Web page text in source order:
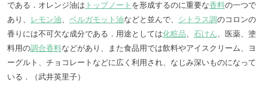
である．オレンジ油は トップノート を形成するのに重要な香料の一つで
あり、
レモン油、 ベルガモット油などと並んで、 シトラス調のコロンの
香りには不可欠な成分である．用途としては化粧品、 石けん、医薬、塗
料用の調合香料などがあり、また食品用では飲料やアイスクリーム、ヨ
ーグルト、チョコレートなどに広く利用され、なじみ深いものになって
いる．（武井英里子）